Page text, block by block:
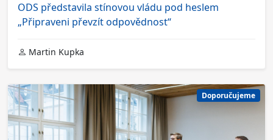
ODS představila stínovou vládu pod heslem
„Připraveni převzít odpovědnost“
Martin Kupka
Doporučujeme